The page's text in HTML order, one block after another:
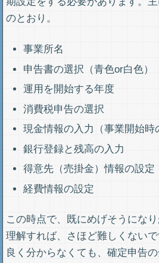
のとおり。
事業所名
申告書の選択（青色or白色）
運用を開始する年度
消費税申告の選択
現金情報の入力（事業開始時
銀行登録と残高の入力
得意先（売掛金）情報の設定
経費情報の設定
この時点で、既にめげそうにな
理解すれば、さほど難しくない
良く分からなくても、確定申告